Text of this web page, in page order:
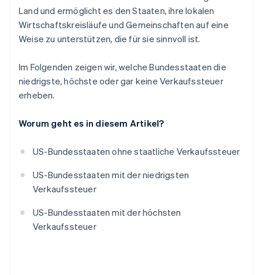
Land und ermöglicht es den Staaten, ihre lokalen
Wirtschaftskreisläufe und Gemeinschaften auf eine
Weise zu unterstützen, die für sie sinnvoll ist.
Im Folgenden zeigen wir, welche Bundesstaaten die
niedrigste, höchste oder gar keine Verkaufssteuer
erheben.
Worum geht es in diesem Artikel?
US-Bundesstaaten ohne staatliche Verkaufssteuer
US-Bundesstaaten mit der niedrigsten
Verkaufssteuer
US-Bundesstaaten mit der höchsten
Verkaufssteuer